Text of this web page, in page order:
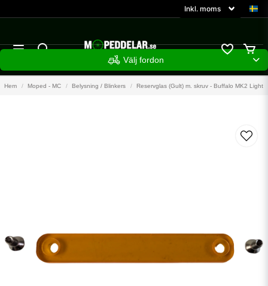
Välj fordon
Hem Moped - MC Belysning / Blinkers Reservglas (Gult) m. skruv - Buffalo MK2 Light